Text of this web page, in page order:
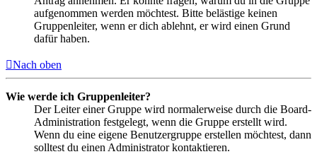
aufgenommen werden möchtest. Bitte belästige keinen
Gruppenleiter, wenn er dich ablehnt, er wird einen Grund
dafür haben.
Nach oben
Wie werde ich Gruppenleiter?
Der Leiter einer Gruppe wird normalerweise durch die Board-
Administration festgelegt, wenn die Gruppe erstellt wird.
Wenn du eine eigene Benutzergruppe erstellen möchtest, dann
solltest du einen Administrator kontaktieren.